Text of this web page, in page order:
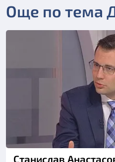
Още по тема
Станислав